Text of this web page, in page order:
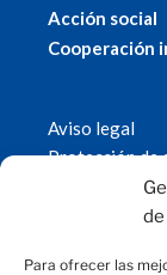
Para ofrecer las
Acción social
Cooperación
Aviso legal
Protección de
Política de
© 2019